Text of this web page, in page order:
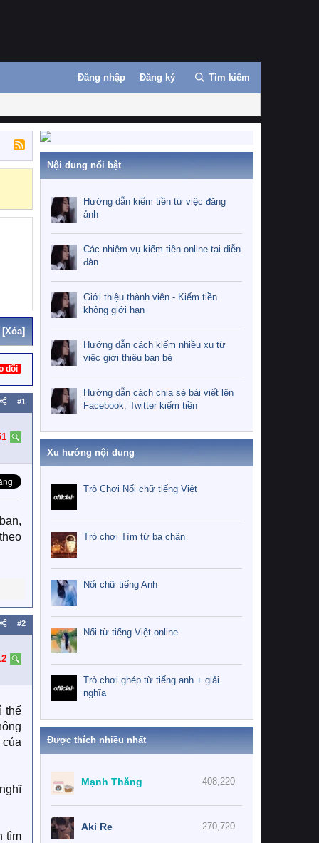
Đăng nhập Đăng ký Tìm kiếm
[Xóa]
dõi
#1
#2
thế
tìm
Nội dung nổi bật
Hướng dẫn kiếm tiền từ việc đăng
ảnh
Các nhiệm vụ kiếm tiền online tại diễn
đàn
Giới thiệu thành viên - Kiếm tiền
không giới hạn
Hướng dẫn cách kiếm nhiều xu từ
việc giới thiệu bạn bè
Hướng dẫn cách chia sẻ bài viết lên
Facebook, Twitter kiếm tiền
Xu hướng nội dung
Trò Chơi Nối chữ tiếng Việt
Trò chơi Tìm từ ba chân
Nối chữ tiếng Anh
Nối từ tiếng Việt online
Trò chơi ghép từ tiếng anh + giải
nghĩa
Được thích nhiều nhất
408,220
Mạnh Thăng
270,720
Aki Re